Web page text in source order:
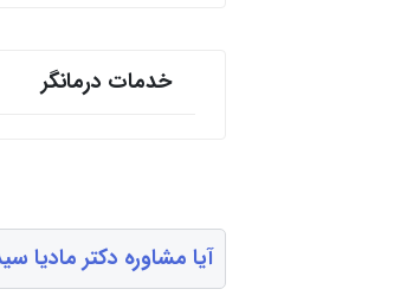
خدمات درمانگر
آیا مشاوره دکتر مادیا